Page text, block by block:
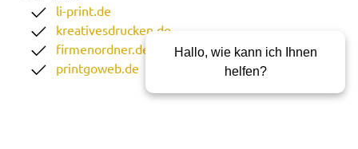
li-print.de
kreativesdrucken.de
firmenordner.de
printgoweb.de
Hallo, wie kann ich Ihnen
helfen?